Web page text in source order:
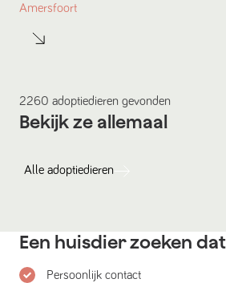
Amersfoort
2260 adoptiedieren gevonden
Bekijk ze allemaal
Alle adoptiedieren
Een huisdier zoeken
Persoonlijk contact